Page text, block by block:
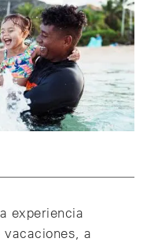
experiencia
a